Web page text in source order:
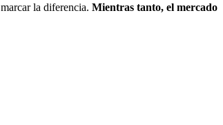
la diferencia. Mientras tanto, el mercado